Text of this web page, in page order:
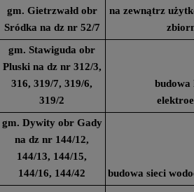
gm. Gietrzwałd obr
Sródka na dz nr 52/7
na zewnątrz
gm. Stawiguda obr
Pluski na dz nr 312/3,
316, 319/7, 319/6,
319/2
gm. Dywity obr Gady
na dz nr 144/12,
144/13, 144/15,
144/16, 144/42
budowa sieci